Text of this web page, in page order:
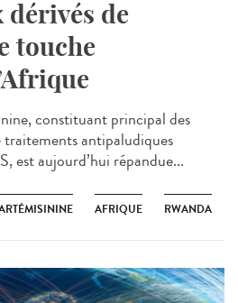
dérivés de
touche
constituant principal des
traitements antipaludiques
est aujourd’hui répandue...
AFRIQUE RWANDA